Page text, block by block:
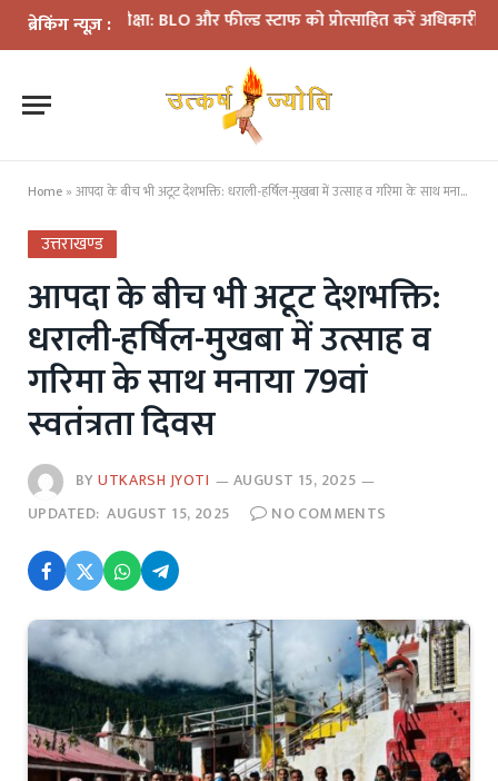
ब्रेकिंग न्यूज़ :
की समीक्षा: BLO और फील्ड स्टाफ को प्रोत्साहित करें अधिकारी—मुख्य
Home » आपदा के बीच भी अटूट देशभक्ति: धराली-हर्षिल-मुखबा में उत्साह व गरिमा के साथ मनाया 79वां स्वतंत्रता दिवस
उत्तराखण्ड
आपदा के बीच भी अटूट देशभक्ति:
धराली-हर्षिल-मुखबा में उत्साह व
गरिमा के साथ मनाया 79वां
स्वतंत्रता दिवस
BYUTKARSH JYOTI
AUGUST 15, 2025
UPDATED: AUGUST 15, 2025 NO COMMENTS